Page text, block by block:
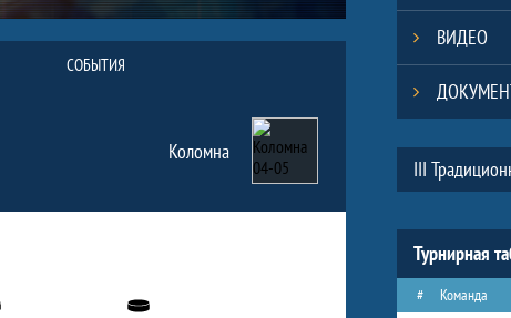
СОБЫТИЯ
Коломна
ВИДЕО
Таблицы
Турнирная
# Команда